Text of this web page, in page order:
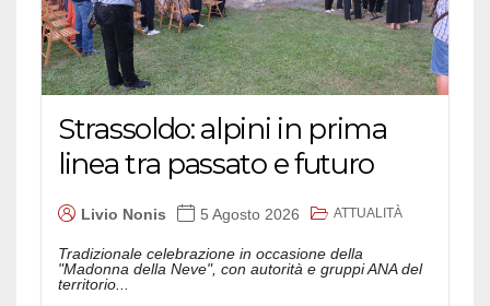
Strassoldo: alpini in prima
linea tra passato e futuro
Livio Nonis 5 Agosto 2026 ATTUALITÀ
Tradizionale celebrazione in occasione della
"Madonna della Neve", con autorità e gruppi ANA del
territorio...